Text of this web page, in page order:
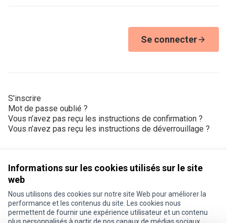
Informations sur les cookies utilisés sur le site
web
Nous utilisons des cookies sur notre site Web pour améliorer la
performance et les contenus du site. Les cookies nous
permettent de fournir une expérience utilisateur et un contenu
Se connecter
S'inscrire
Mot de passe oublié ?
Vous n’avez pas reçu les instructions de confirmation ?
Vous n’avez pas reçu les instructions de déverrouillage ?
Conditions d'utilisation
Paramètres des cookies
Je participe ! sur X
Je participe ! sur Facebook
Je participe ! sur Instagram